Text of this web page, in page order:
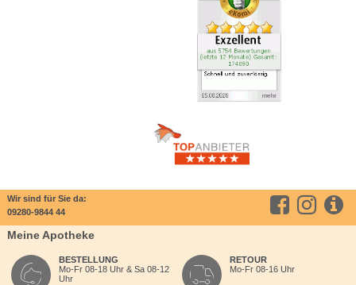
Wir sind für Sie da:
09280-9844 44
Meine Apotheke
BESTELLUNG
Mo-Fr 08-18 Uhr & Sa 08-12
Uhr
RETOUR
Mo-Fr 08-16 Uhr